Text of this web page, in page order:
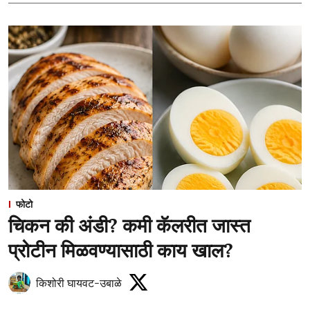
फोटो
चिकन की अंडी? कमी कॅलरीत जास्त
प्रोटीन मिळवण्यासाठी काय खाल?
किशोरी घायवट-उबाळे